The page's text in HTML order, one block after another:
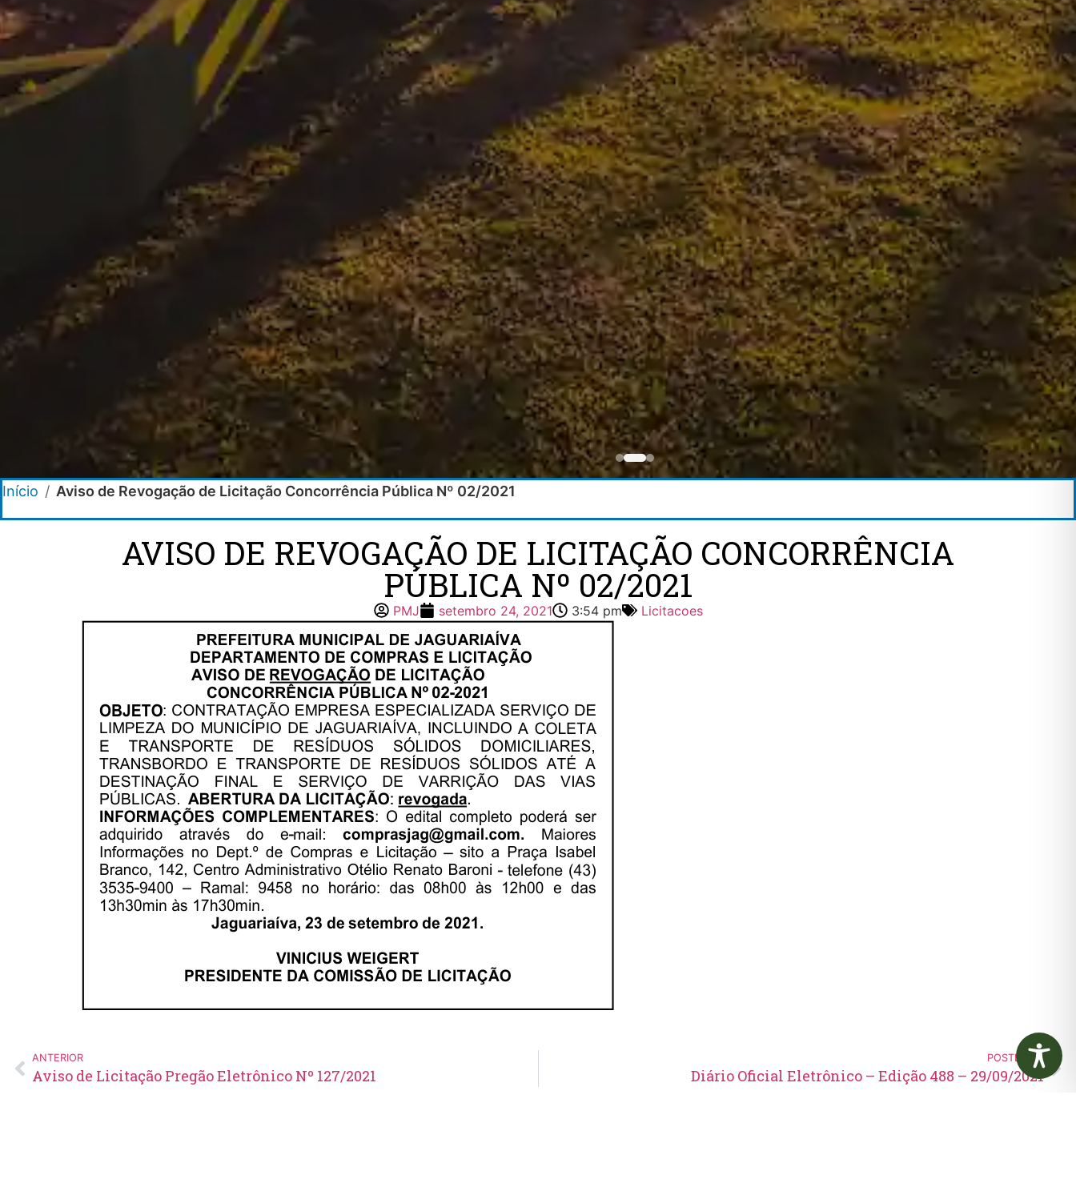
Início / Aviso de Revogação de Licitação Concorrência Pública Nº 02/2021
AVISO DE REVOGAÇÃO DE LICITAÇÃO CONCORRÊNCIA
PÚBLICA Nº 02/2021
PMJ setembro 24, 2021 3:54 pm Licitacoes
ANTERIOR
Aviso de Licitação Pregão Eletrônico Nº 127/2021
POSTERIOR
Diário Oficial Eletrônico – Edição 488 – 29/09/2021